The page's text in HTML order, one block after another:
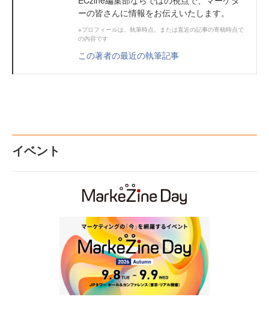
ーの皆さんに情報をお伝えいたします。
※プロフィールは、執筆時点、または直近の記事の寄稿時点で
の内容です
この著者の最近の執筆記事
イベント